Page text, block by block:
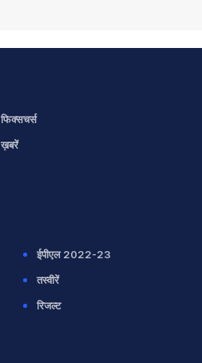
फिक्सचर्स
ख़बरें
ईपीएल 2022-23
तस्वीरें
रिजल्ट